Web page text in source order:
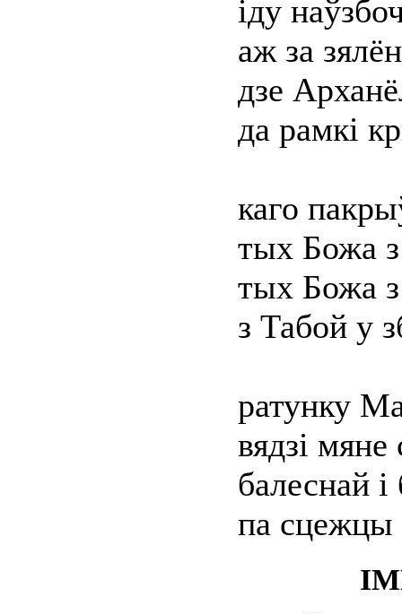
іду
аж за
дзе
да рамкі
каго
тых Божа з
тых Божа
з Табой у
ратунку
вядзі мяне
балеснай
па сцежцы